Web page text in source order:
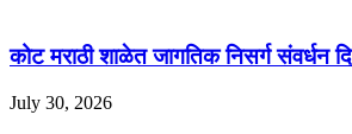
कोट मराठी शाळेत जागतिक निसर्ग संवर्धन
July 30, 2026